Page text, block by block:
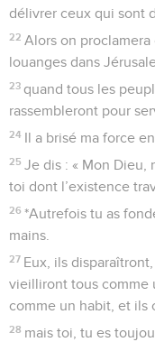
délivrer ceux qui sont
22 Alors on proclamera
louanges dans
23 quand tous les
rassembleront pour
24 Il a brisé ma force
25 Je dis : « Mon Dieu,
toi dont l’existence
26 *Autrefois tu as
mains.
27 Eux, ils
vieilliront tous comme
comme un habit, et ils
28 mais toi, tu es